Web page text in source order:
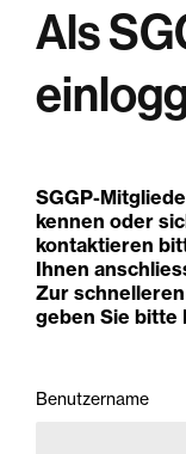
Als
SGGP-
kennen oder
kontaktieren
Ihnen
Zur
geben Sie bitte
Benutzername